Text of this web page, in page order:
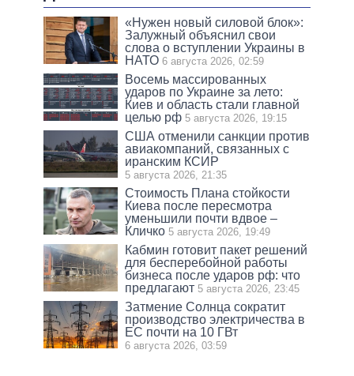
«Нужен новый силовой блок»:
Залужный объяснил свои
слова о вступлении Украины в
НАТО 6 августа 2026, 02:59
Восемь массированных
ударов по Украине за лето:
Киев и область стали главной
целью рф 5 августа 2026, 19:15
США отменили санкции против
авиакомпаний, связанных с
иранским КСИР
5 августа 2026, 21:35
Стоимость Плана стойкости
Киева после пересмотра
уменьшили почти вдвое –
Кличко 5 августа 2026, 19:49
Кабмин готовит пакет решений
для бесперебойной работы
бизнеса после ударов рф: что
предлагают 5 августа 2026, 23:45
Затмение Солнца сократит
производство электричества в
ЕС почти на 10 ГВт
6 августа 2026, 03:59